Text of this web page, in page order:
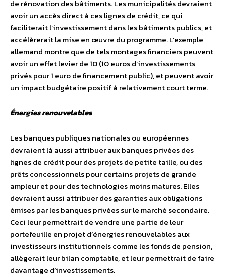
de rénovation des bâtiments. Les municipalités devraient
avoir un accès direct à ces lignes de crédit, ce qui
faciliterait l’investissement dans les bâtiments publics, et
accélèrerait la mise en œuvre du programme. L’exemple
allemand montre que de tels montages financiers peuvent
avoir un effet levier de 10 (10 euros d’investissements
privés pour 1 euro de financement public), et peuvent avoir
un impact budgétaire positif à relativement court terme.
Énergies renouvelables
Les banques publiques nationales ou européennes
devraient là aussi attribuer aux banques privées des
lignes de crédit pour des projets de petite taille, ou des
prêts concessionnels pour certains projets de grande
ampleur et pour des technologies moins matures. Elles
devraient aussi attribuer des garanties aux obligations
émises par les banques privées sur le marché secondaire.
Ceci leur permettrait de vendre une partie de leur
portefeuille en projet d’énergies renouvelables aux
investisseurs institutionnels comme les fonds de pension,
allègerait leur bilan comptable, et leur permettrait de faire
davantage d’investissements.